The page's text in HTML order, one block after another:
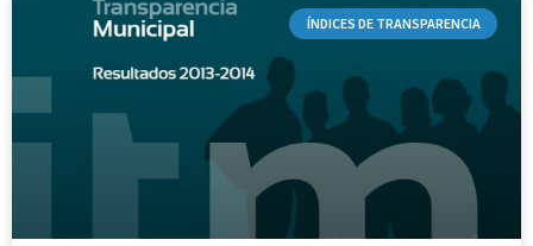
ÍNDICES DE TRANSPARENCIA